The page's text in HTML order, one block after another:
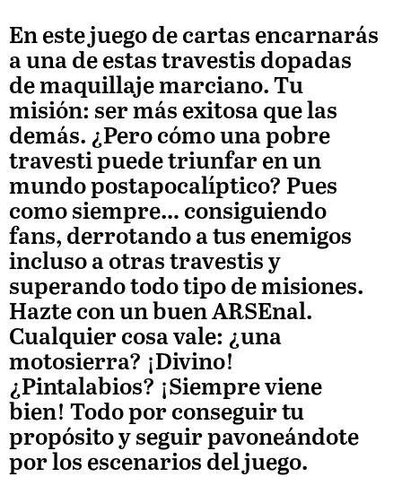
En este juego de cartas encarnarás
a una de estas travestis dopadas
de maquillaje marciano. Tu
misión: ser más exitosa que las
demás. ¿Pero cómo una pobre
travesti puede triunfar en un
mundo postapocalíptico? Pues
como siempre… consiguiendo
fans, derrotando a tus enemigos
incluso a otras travestis y
superando todo tipo de misiones.
Hazte con un buen ARSEnal.
Cualquier cosa vale: ¿una
motosierra? ¡Divino!
¿Pintalabios? ¡Siempre viene
bien! Todo por conseguir tu
propósito y seguir pavoneándote
por los escenarios del juego.